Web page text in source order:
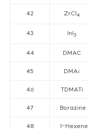
42 ZrCl4
43 InI3
44 DMAC
45 DMAi
46 TDMATi
47 Borazine
48 1-Hexene